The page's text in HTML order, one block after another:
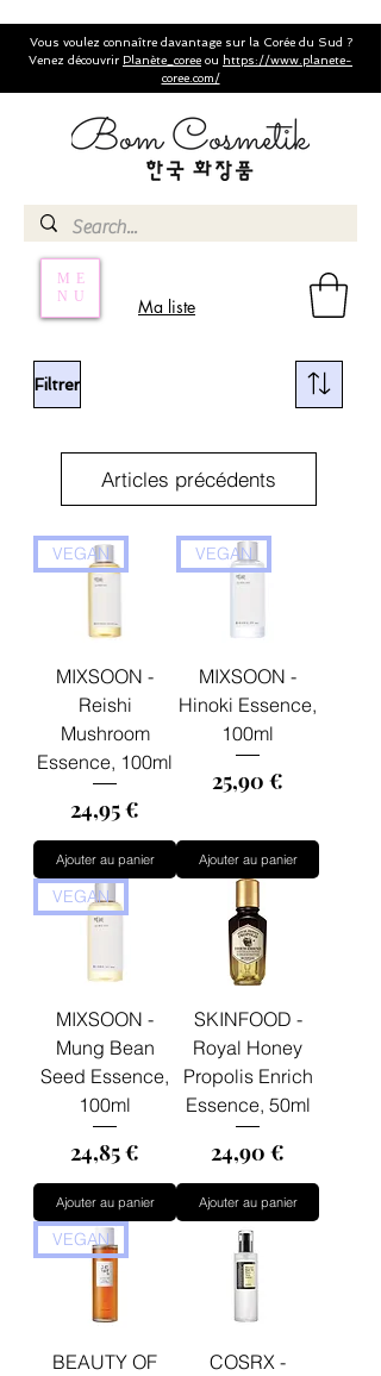
ME
NU
Ma liste
Vous voulez connaître davantage sur la Corée du Sud ?
Venez découvrir Planète_coree ou https://www.planete-
coree.com/
Filtrer
Articles précédents
VEGAN
MIXSOON -
Reishi
Mushroom
Essence, 100ml
Prix
24,95 €
Ajouter au panier
VEGAN
MIXSOON -
Hinoki Essence,
100ml
Prix
25,90 €
Ajouter au panier
VEGAN
MIXSOON -
Mung Bean
Seed Essence,
100ml
Prix
24,85 €
Ajouter au panier
SKINFOOD -
Royal Honey
Propolis Enrich
Essence, 50ml
Prix
24,90 €
Ajouter au panier
VEGAN
BEAUTY OF
COSRX -